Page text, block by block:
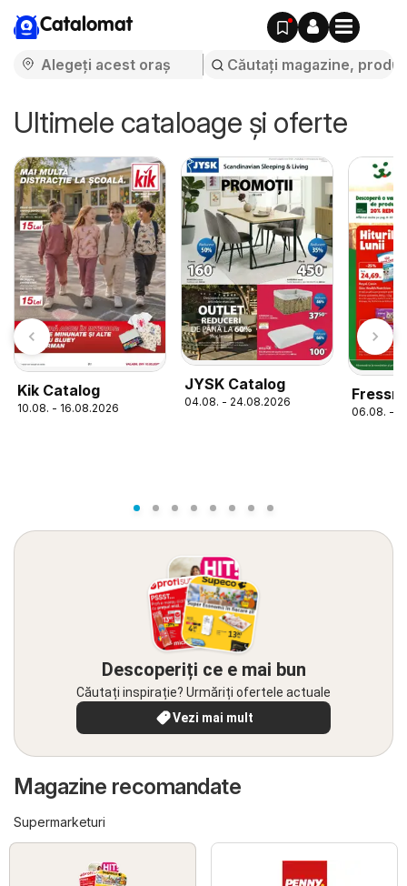
Catalomat
Ultimele cataloage și oferte
Kik Catalog
10.08. - 16.08.2026
JYSK Catalog
04.08. - 24.08.2026
06.08. -
Descoperiți ce e mai bun
Căutați inspirație? Urmăriți ofertele actuale
Vezi mai mult
Magazine recomandate
Supermarketuri